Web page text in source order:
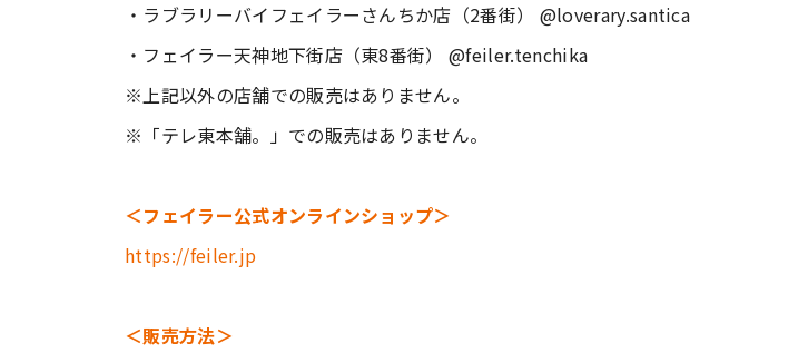
・ラブラリーバイフェイラーさんちか店（2番街） @loverary.santica
・フェイラー天神地下街店（東8番街） @feiler.tenchika
※上記以外の店舗での販売はありません。
※「テレ東本舗。」での販売はありません。
＜フェイラー公式オンラインショップ＞
https://feiler.jp
＜販売方法＞